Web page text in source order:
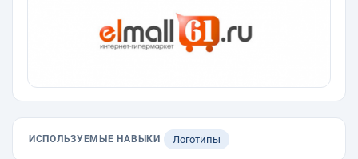
ИСПОЛЬЗУЕМЫЕ НАВЫКИ Логотипы